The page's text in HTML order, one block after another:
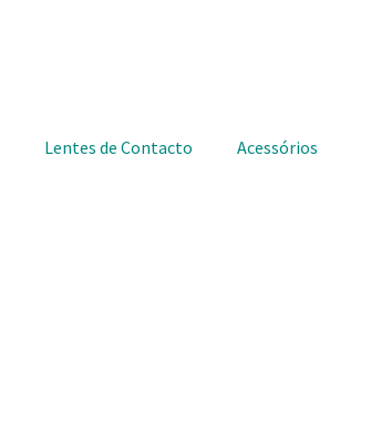
Lentes de Contacto Acessórios